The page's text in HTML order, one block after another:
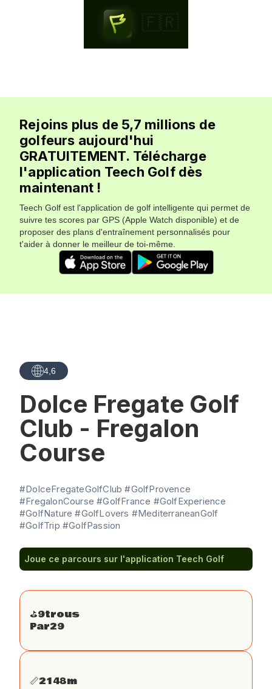
🇫🇷
Rejoins plus de 5,7 millions de
golfeurs aujourd'hui
GRATUITEMENT. Télécharge
l'application Teech Golf dès
maintenant !
Teech Golf est l'application de golf intelligente qui permet de
suivre tes scores par GPS (Apple Watch disponible) et de
proposer des plans d'entraînement personnalisés pour
t'aider à donner le meilleur de toi-même.
4,6
Dolce Fregate Golf
Club - Fregalon
Course
#DolceFregateGolfClub #GolfProvence
#FregalonCourse #GolfFrance #GolfExperience
#GolfNature #GolfLovers #MediterraneanGolf
#GolfTrip #GolfPassion
Joue ce parcours sur l'application Teech Golf
⛳️9trous
Par29
📏2148m